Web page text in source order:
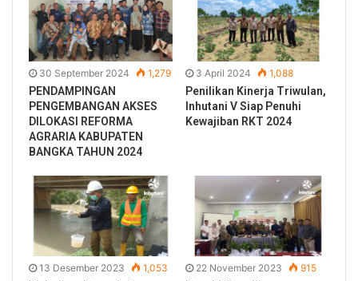
30 September 2024 1,279
PENDAMPINGAN
PENGEMBANGAN AKSES
DILOKASI REFORMA
AGRARIA KABUPATEN
BANGKA TAHUN 2024
3 April 2024 1,088
Penilikan Kinerja Triwulan,
Inhutani V Siap Penuhi
Kewajiban RKT 2024
13 Desember 2023 1,053 22 November 2023 915